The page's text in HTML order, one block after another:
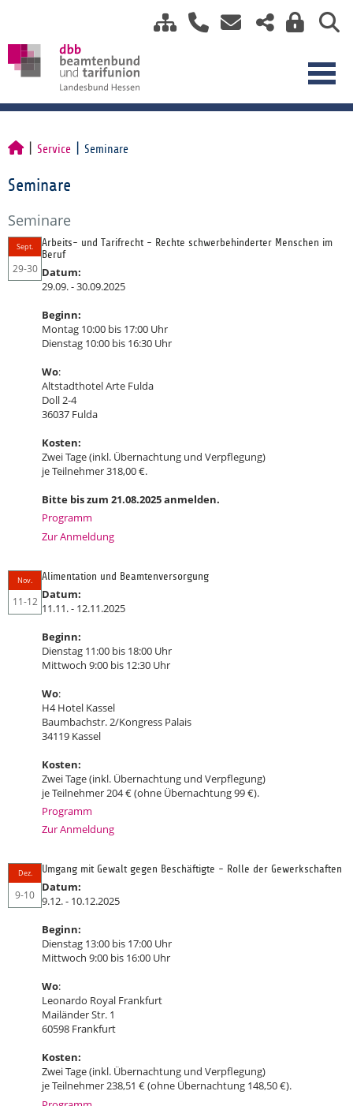
Service Seminare
Seminare
Seminare
Sept.
29-30
Arbeits- und Tarifrecht - Rechte schwerbehinderter Menschen im
Beruf
Datum:
29.09. - 30.09.2025
Beginn:
Montag 10:00 bis 17:00 Uhr
Dienstag 10:00 bis 16:30 Uhr
Wo:
Altstadthotel Arte Fulda
Doll 2-4
36037 Fulda
Kosten:
Zwei Tage (inkl. Übernachtung und Verpflegung)
je Teilnehmer 318,00 €.
Bitte bis zum 21.08.2025 anmelden.
Programm
Zur Anmeldung
Nov.
11-12
Alimentation und Beamtenversorgung
Datum:
11.11. - 12.11.2025
Beginn:
Dienstag 11:00 bis 18:00 Uhr
Mittwoch 9:00 bis 12:30 Uhr
Wo:
H4 Hotel Kassel
Baumbachstr. 2/Kongress Palais
34119 Kassel
Kosten:
Zwei Tage (inkl. Übernachtung und Verpflegung)
je Teilnehmer 204 € (ohne Übernachtung 99 €).
Programm
Zur Anmeldung
Dez.
9-10
Umgang mit Gewalt gegen Beschäftigte - Rolle der Gewerkschaften
Datum:
9.12. - 10.12.2025
Beginn:
Dienstag 13:00 bis 17:00 Uhr
Mittwoch 9:00 bis 16:00 Uhr
Wo:
Leonardo Royal Frankfurt
Mailänder Str. 1
60598 Frankfurt
Kosten:
Zwei Tage (inkl. Übernachtung und Verpflegung)
je Teilnehmer 238,51 € (ohne Übernachtung 148,50 €).